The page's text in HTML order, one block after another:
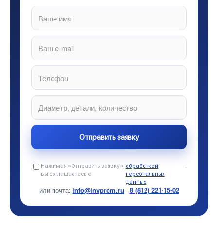
Нажимая «Отправить заявку»,
вы соглашаетесь с
обработкой
персональных
данных
.
или почта: info@invprom.ru · 8 (812) 221-15-02